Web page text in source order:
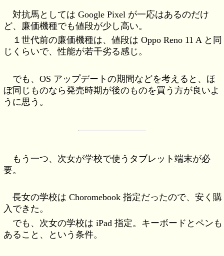
対抗馬としては Google Pixel が一応はあるのだけ
ど、廉価機種でも値段が少し高い。
１世代前の廉価機種は、値段は Oppo Reno 11 A と同
じくらいで、性能が若干劣る感じ。
でも、OS アップデートの期間などを考えると、ほ
ぼ同じものなら発売時期が後のものを買う方が良いよ
うに思う。
もう一つ、次女が学校で使うタブレット端末が必
要。
長女の学校は Choromebook 指定だったので、安く購
入できた。
でも、次女の学校は iPad 指定。キーボードとペンも
あること、という条件。